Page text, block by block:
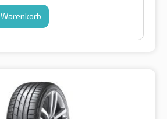
Warenkorb